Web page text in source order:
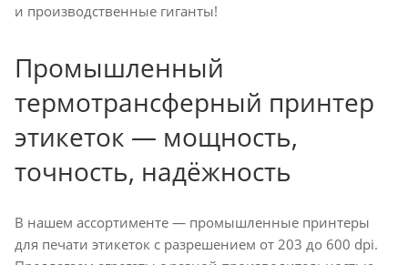
и производственные гиганты!
Промышленный
термотрансферный принтер
этикеток — мощность,
точность, надёжность
В нашем ассортименте — промышленные принтеры
для печати этикеток с разрешением от 203 до 600 dpi.